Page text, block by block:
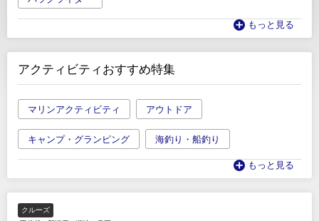
もっと見る
アクティビティおすすめ特集
マリンアクティビティ アウトドア
キャンプ・グランピング 海釣り・船釣り
もっと見る
クルーズ